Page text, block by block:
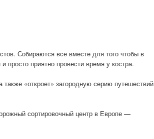
Собираются все вместе для того чтобы в
просто приятно провести время у костра.
также «откроет» загородную серию путешествий
сортировочный центр в Европе —